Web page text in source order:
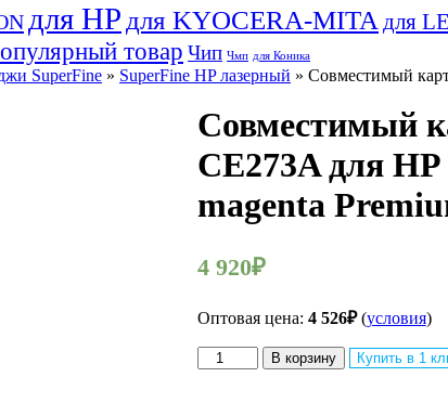
для HP для KYOCERA-MITA для
товар Чип Чмп для Коника
SuperFine » SuperFine HP лазерный » Совместимый
Совместимый
CE273A для
magenta
4 920₽
Оптовая цена: 4 526₽(условия)
Количество
товара
В корзину Купить в 1